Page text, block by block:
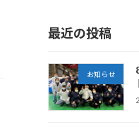
最近の投稿
お知らせ